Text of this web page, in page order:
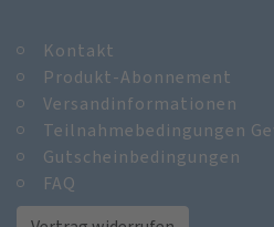
Kontakt
Produkt-Abonnement
Versandinformationen
Teilnahmebedingungen
Gutscheinbedingungen
FAQ